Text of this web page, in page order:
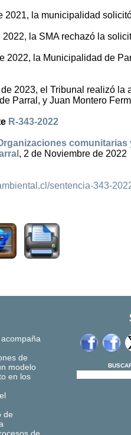
2021, la municipalidad
2022, la SMA rechazó la
2022, la Municipalidad de
2023, el Tribunal realizó
Parral, y Juan Montero
R-343-2022
, 2 de Noviembre de 2022
sentencia-343-
de
modelo
en los
de